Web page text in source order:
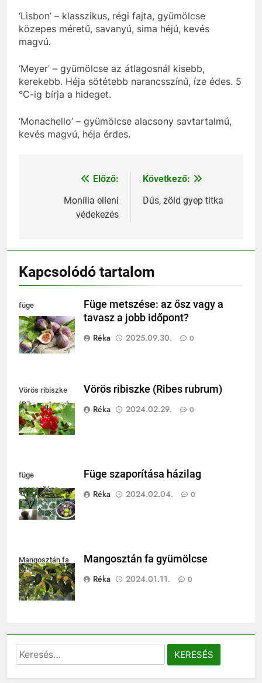
‘Lisbon’ – klasszikus, régi fajta, gyümölcse
közepes méretű, savanyú, sima héjú, kevés
magvú.
‘Meyer’ – gyümölcse az átlagosnál kisebb,
kerekebb. Héja sötétebb narancsszínű, íze édes. 5
°C-ig bírja a hideget.
‘Monachello’ – gyümölcse alacsony savtartalmú,
kevés magvú, héja érdes.
Bejegyzés
navigáció
Előző:
Monília elleni
védekezés
Következő:
Dús, zöld gyep titka
Kapcsolódó tartalom
füge
felhasználása
Füge metszése: az ősz vagy a
tavasz a jobb időpont?
Réka
2025.09.30. 0
Vörös ribiszke
(Ribes rubrum)
Vörös ribiszke (Ribes rubrum)
Réka
2024.02.29. 0
füge
szaporítása
Füge szaporítása házilag
Réka
2024.02.04. 0
Mangosztán fa
Mangosztán fa gyümölcse
Réka
2024.01.11. 0
Keresés: